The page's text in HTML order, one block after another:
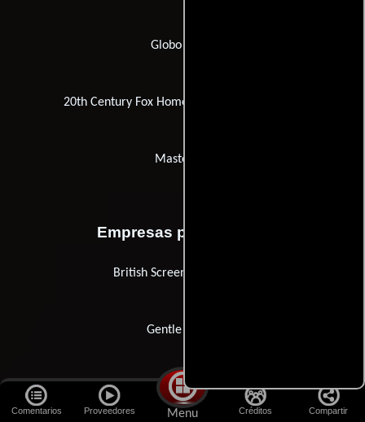
Comentarios Proveedores Menu Créditos Compartir
Globo Vídeo
20th Century Fox Home Entertainment Japan
MastersFX
Empresas productoras
British Screen Productions
Gentle Jungle
Otras empresas